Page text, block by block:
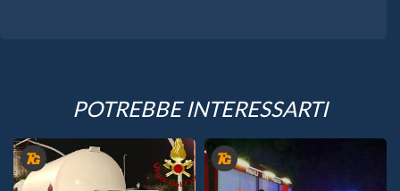
POTREBBE INTERESSARTI